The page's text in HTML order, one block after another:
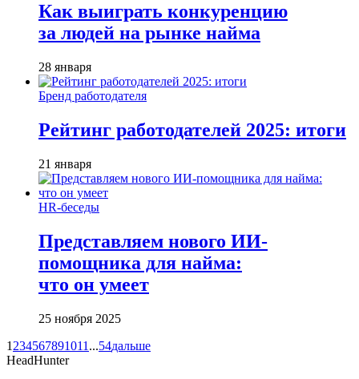
Как выиграть конкуренцию
за людей на рынке найма
28 января
Бренд работодателя
Рейтинг работодателей 2025: итоги
21 января
HR-беседы
Представляем нового ИИ-
помощника для найма:
что он умеет
25 ноября 2025
1 234567891011 ...54дальше
HeadHunter